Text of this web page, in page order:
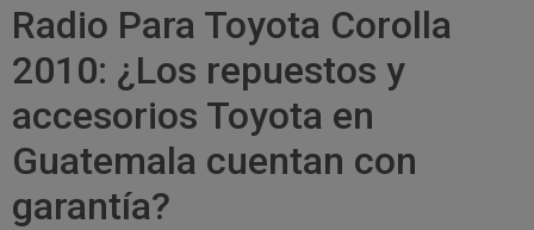
Radio Para Toyota Corolla
2010: ¿Los repuestos y
accesorios Toyota en
Guatemala cuentan con
garantía?